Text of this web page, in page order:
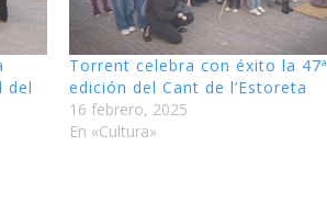
del
Torrent celebra con éxito la 47ª
edición del Cant de l’Estoreta
16 febrero, 2025
En «Cultura»